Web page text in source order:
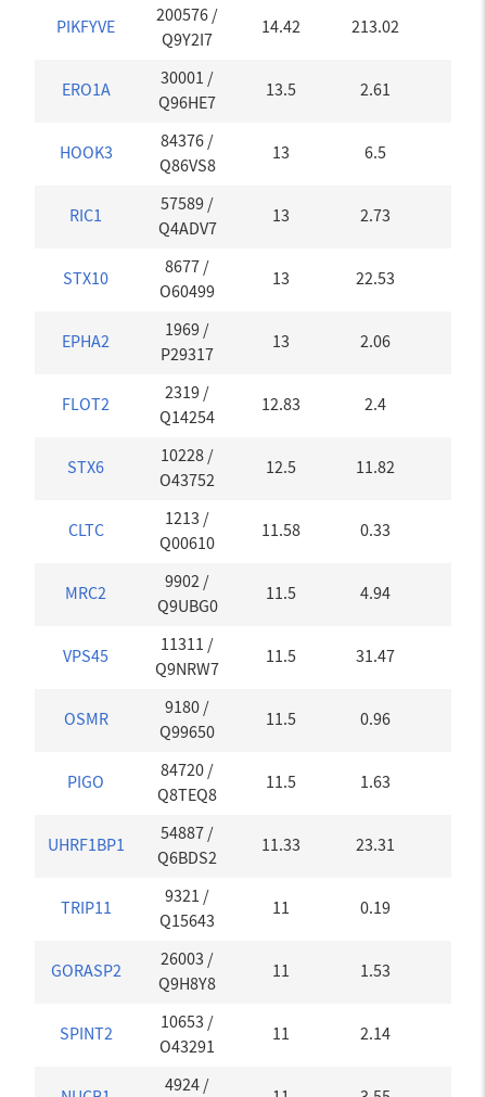
PIKFYVE
200576 /
Q9Y2I7
14.42 213.02
ERO1A
30001 /
Q96HE7
13.5 2.61
HOOK3
84376 /
Q86VS8
13 6.5
RIC1
57589 /
Q4ADV7
13 2.73
STX10
8677 /
O60499
13 22.53
EPHA2
1969 /
P29317
13 2.06
FLOT2
2319 /
Q14254
12.83 2.4
STX6
10228 /
O43752
12.5 11.82
CLTC
1213 /
Q00610
11.58 0.33
MRC2
9902 /
Q9UBG0
11.5 4.94
VPS45
11311 /
Q9NRW7
11.5 31.47
OSMR
9180 /
Q99650
11.5 0.96
PIGO
84720 /
Q8TEQ8
11.5 1.63
UHRF1BP1
54887 /
Q6BDS2
11.33 23.31
TRIP11
9321 /
Q15643
11 0.19
GORASP2
26003 /
Q9H8Y8
11 1.53
SPINT2
10653 /
O43291
11 2.14
4924 /